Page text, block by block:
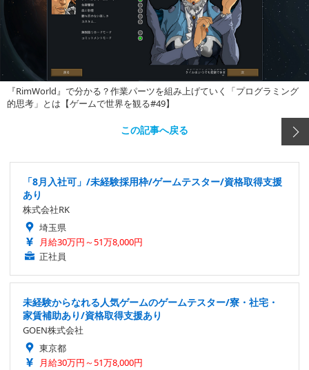
『RimWorld』で分かる？作業パーツを組み上げていく「プログラミング
的思考」とは【ゲームで世界を観る#49】
この記事へ戻る
「8月入社可」/未経験採用枠/ゲームテスター/資格取得支援
あり
株式会社RK
埼玉県
月給30万円～51万8,000円
正社員
未経験からなれる人気ゲームのゲームテスター/寮・社宅・
家賃補助あり/資格取得支援あり
GOEN株式会社
東京都
月給30万円～51万8,000円